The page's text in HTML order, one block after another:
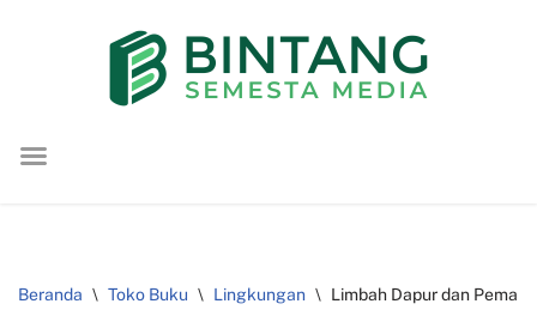
konten
Beranda \ Toko Buku \ Lingkungan \ Limbah Dapur dan